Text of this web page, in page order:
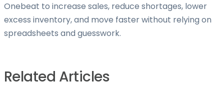
Onebeat to increase sales, reduce shortages, lower
excess inventory, and move faster without relying on
spreadsheets and guesswork.
Related Articles